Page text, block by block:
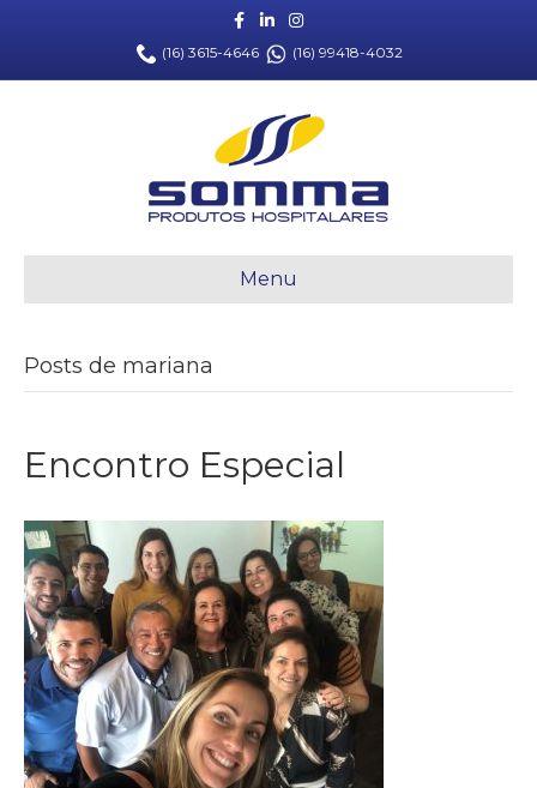
FacebookLinkedinInstagram
(16) 3615-4646 (16) 99418-4032
Menu
Posts de mariana
Encontro Especial